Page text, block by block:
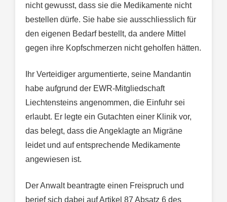
nicht gewusst, dass sie die Medikamente nicht
bestellen dürfe. Sie habe sie ausschliesslich für
den eigenen Bedarf bestellt, da andere Mittel
gegen ihre Kopfschmerzen nicht geholfen hätten.
Ihr Verteidiger argumentierte, seine Mandantin
habe aufgrund der EWR-Mitgliedschaft
Liechtensteins angenommen, die Einfuhr sei
erlaubt. Er legte ein Gutachten einer Klinik vor,
das belegt, dass die Angeklagte an Migräne
leidet und auf entsprechende Medikamente
angewiesen ist.
Der Anwalt beantragte einen Freispruch und
berief sich dabei auf Artikel 87 Absatz 6 des